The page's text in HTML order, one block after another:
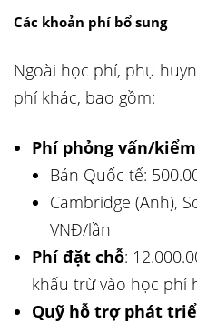
Các khoản phí bổ sung
Ngoài học phí, phụ
phí khác, bao gồm:
Phí phỏng vấn/
Bán Quốc tế:
Cambridge (Anh),
VNĐ/lần
Phí đặt chỗ:
khấu trừ vào học phí
Quỹ hỗ trợ phát